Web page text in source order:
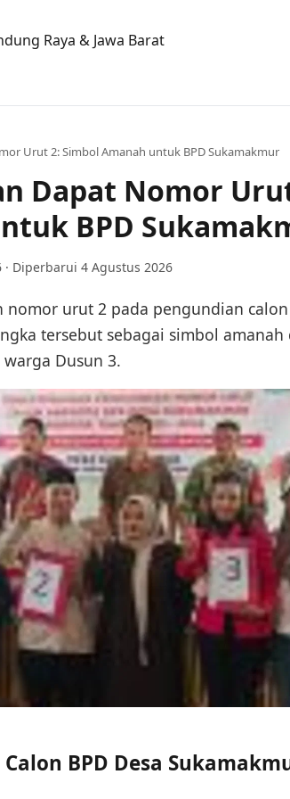
Raya & Jawa Barat
Urut 2: Simbol Amanah untuk BPD Sukamakmur
Dapat Nomor
BPD
· Diperbarui 4 Agustus 2026
urut 2 pada pengundian calon
tersebut sebagai simbol
Dusun 3.
BPD Desa